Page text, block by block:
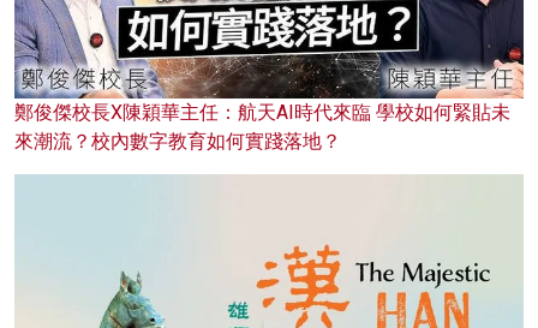
鄭俊傑校長X陳穎華主任：航天AI時代來臨 學校如何緊貼未
來潮流？校內數字教育如何實踐落地？